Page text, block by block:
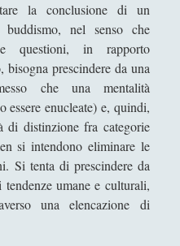
l'arte al processo "archeo-
presenza di Dio
la Psicoanalisi come
terra madre alla ruggine
filosofica tra
la conclusione di un
nel senso che
questioni, in rapporto
bisogna prescindere da una
che una mentalità
essere enucleate) e, quindi,
di distinzione fra categorie
si intendono eliminare le
Si tenta di prescindere da
umane e culturali,
una elencazione di